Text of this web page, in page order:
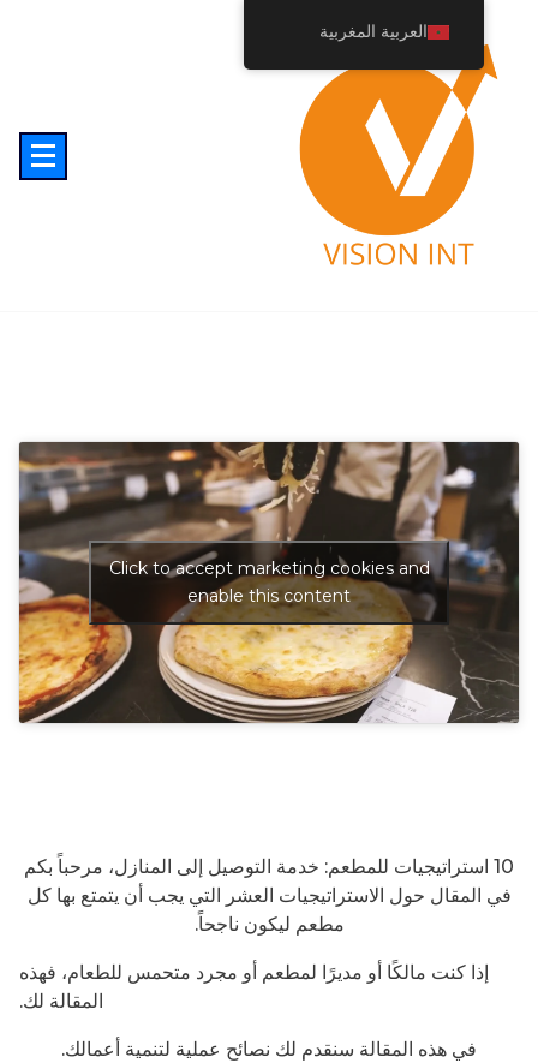
المحتوى
Click to accept marketing cookies and
enable this content
10 استراتيجيات للمطعم: خدمة التوصيل إلى المنازل، مرحباً بكم
في المقال حول الاستراتيجيات العشر التي يجب أن يتمتع بها كل
مطعم ليكون ناجحاً.
إذا كنت مالكًا أو مديرًا لمطعم أو مجرد متحمس للطعام، فهذه
المقالة لك.
في هذه المقالة سنقدم لك نصائح عملية لتنمية أعمالك.
العربية المغربية